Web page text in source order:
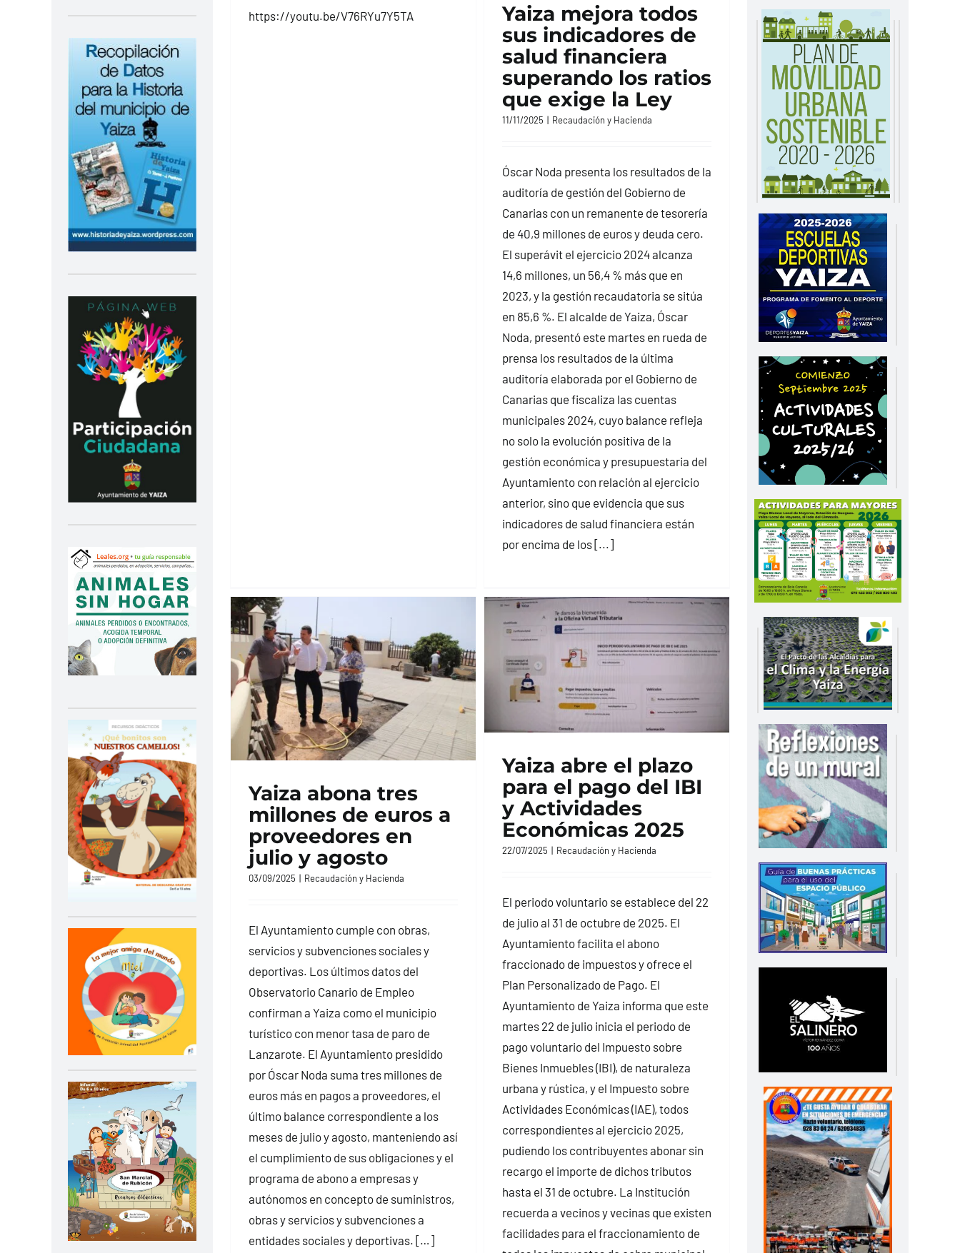
https://youtu.be/V76RYu7Y5TA
Yaiza mejora todos
sus indicadores de
salud financiera
superando los ratios
que exige la Ley
11/11/2025 | Recaudación y Hacienda
Óscar Noda presenta los resultados de la
auditoría de gestión del Gobierno de
Canarias con un remanente de tesorería
de 40,9 millones de euros y deuda cero.
El superávit el ejercicio 2024 alcanza
14,6 millones, un 56,4 % más que en
2023, y la gestión recaudatoria se sitúa
en 85,6 %. El alcalde de Yaiza, Óscar
Noda, presentó este martes en rueda de
prensa los resultados de la última
auditoría elaborada por el Gobierno de
Canarias que fiscaliza las cuentas
municipales 2024, cuyo balance refleja
no solo la evolución positiva de la
gestión económica y presupuestaria del
Ayuntamiento con relación al ejercicio
anterior, sino que evidencia que sus
indicadores de salud financiera están
por encima de los [...]
Yaiza abona tres
millones de euros a
proveedores en
julio y agosto
03/09/2025 | Recaudación y Hacienda
El Ayuntamiento cumple con obras,
servicios y subvenciones sociales y
deportivas. Los últimos datos del
Observatorio Canario de Empleo
confirman a Yaiza como el municipio
turístico con menor tasa de paro de
Lanzarote. El Ayuntamiento presidido
por Óscar Noda suma tres millones de
euros más en pagos a proveedores, el
último balance correspondiente a los
meses de julio y agosto, manteniendo así
el cumplimiento de sus obligaciones y el
programa de abono a empresas y
autónomos en concepto de suministros,
obras y servicios y subvenciones a
entidades sociales y deportivas. […]
Yaiza abre el plazo
para el pago del IBI
y Actividades
Económicas 2025
22/07/2025 | Recaudación y Hacienda
El periodo voluntario se establece del 22
de julio al 31 de octubre de 2025. El
Ayuntamiento facilita el abono
fraccionado de impuestos y ofrece el
Plan Personalizado de Pago. El
Ayuntamiento de Yaiza informa que este
martes 22 de julio inicia el periodo de
pago voluntario del Impuesto sobre
Bienes Inmuebles (IBI), de naturaleza
urbana y rústica, y el Impuesto sobre
Actividades Económicas (IAE), todos
correspondientes al ejercicio 2025,
pudiendo los contribuyentes abonar sin
recargo el importe de dichos tributos
hasta el 31 de octubre. La Institución
recuerda a vecinos y vecinas que existen
facilidades para el fraccionamiento de